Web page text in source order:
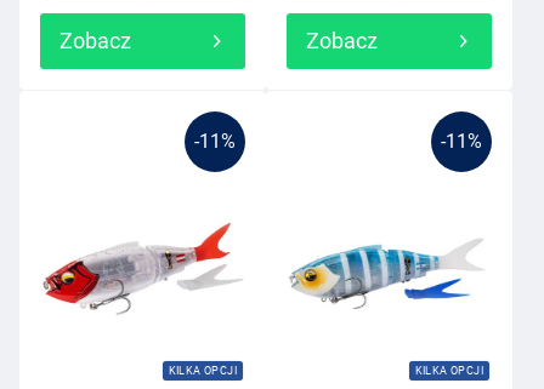
Zobacz Zobacz
-11%
KILKA OPCJI
-11%
KILKA OPCJI